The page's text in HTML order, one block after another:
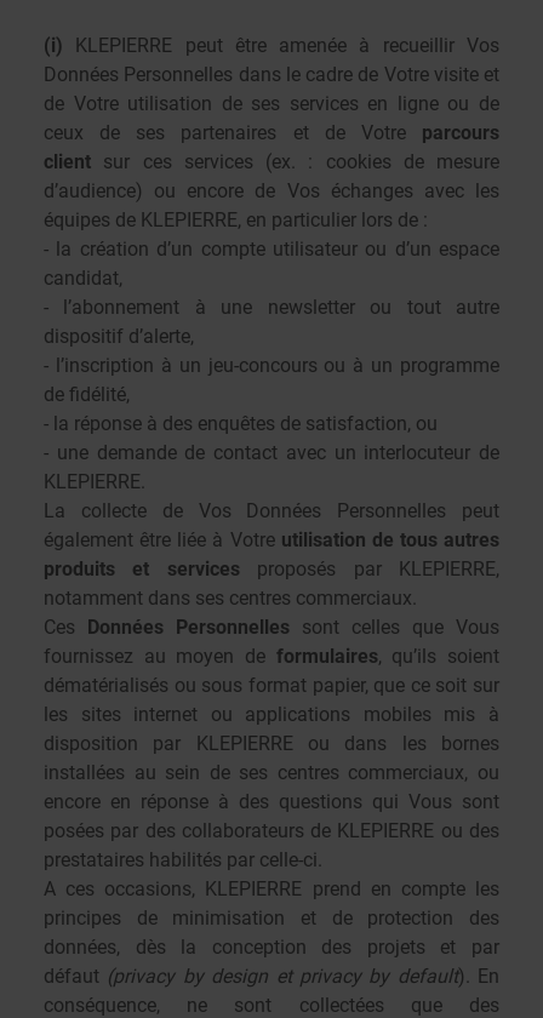
(i) KLEPIERRE peut être amenée à recueillir Vos
Données Personnelles dans le cadre de Votre visite et
de Votre utilisation de ses services en ligne ou de
ceux de ses partenaires et de Votre parcours
client sur ces services (ex. : cookies de mesure
d’audience) ou encore de Vos échanges avec les
équipes de KLEPIERRE, en particulier lors de :
- la création d’un compte utilisateur ou d’un espace
candidat,
- l’abonnement à une newsletter ou tout autre
dispositif d’alerte,
- l’inscription à un jeu-concours ou à un programme
de fidélité,
- la réponse à des enquêtes de satisfaction, ou
- une demande de contact avec un interlocuteur de
KLEPIERRE.
La collecte de Vos Données Personnelles peut
également être liée à Votre utilisation de tous autres
produits et servicesproposés par KLEPIERRE,
notamment dans ses centres commerciaux.
Ces Données Personnelles sont celles que Vous
fournissez au moyen de formulaires, qu’ils soient
dématérialisés ou sous format papier, que ce soit sur
les sites internet ou applications mobiles mis à
disposition par KLEPIERRE ou dans les bornes
installées au sein de ses centres commerciaux, ou
encore en réponse à des questions qui Vous sont
posées par des collaborateurs de KLEPIERRE ou des
prestataires habilités par celle-ci.
A ces occasions, KLEPIERRE prend en compte les
principes de minimisation et de protection des
données, dès la conception des projets et par
défaut (privacy by design et privacy by default). En
conséquence, ne sont collectées que des